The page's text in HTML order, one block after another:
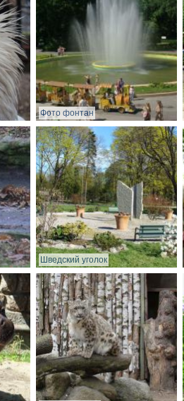
Фото фонтан
Шведский уголок